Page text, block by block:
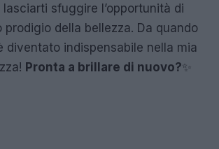
sfuggire l’opportunità di
prodigio della bellezza. Da quando
diventato indispensabile nella mia
Pronta a brillare di nuovo?✨